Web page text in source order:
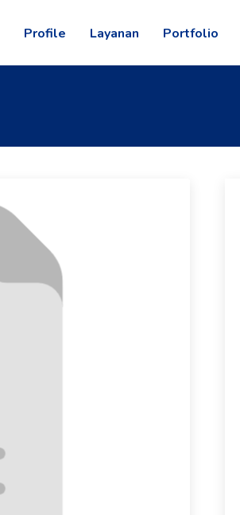
Profile Layanan Portfolio